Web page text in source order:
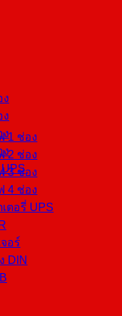
1 ช่อง
2 ช่อง
3 ช่อง
4 ช่อง
ตอรี่ UPS
อร์
DIN
ง
ง
ง
ง